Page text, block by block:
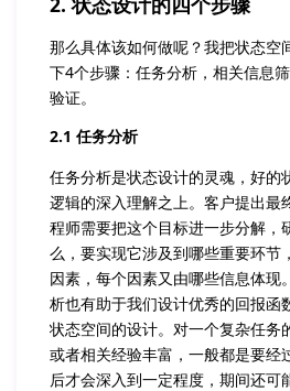
那么具体该如何做呢？我把状态空
下4个步骤：任务分析，相关信息
验证。
2.1 任务分析
任务分析是状态设计的灵魂，好的
逻辑的深入理解之上。客户提出最
程师需要把这个目标进一步分解，
么，要实现它涉及到哪些重要环节
因素，每个因素又由哪些信息体现
析也有助于我们设计优秀的回报
状态空间的设计。对一个复杂任务
或者相关经验丰富，一般都是要经
后才会深入到一定程度，期间还可